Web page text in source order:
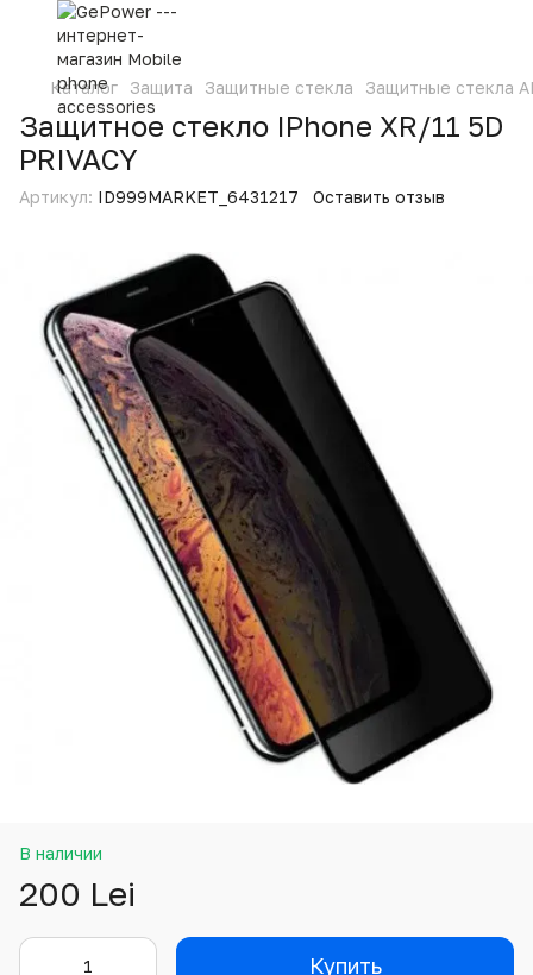
Каталог Защита Защитные стекла Защитные стекла
Защитное стекло IPhone XR/11 5D
PRIVACY
Артикул: ID999MARKET_6431217 Оставить отзыв
В наличии
200 Lei
Купить